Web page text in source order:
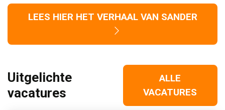
LEES HIER HET VERHAAL VAN SANDER
Uitgelichte
vacatures
ALLE
VACATURES